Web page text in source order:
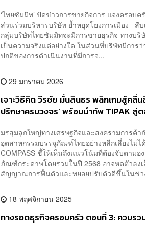
‘ไทยซัมมิท’ ปัดข่าวการขายกิจการ แจงครอบ
ส่วนร่วมบริหารบริษัท ย้ำหยุดโยงการเมือง สื
กลุ่มบริษัทไทยซัมมิทจะมีการขายธุรกิจ ทางบริ
เป็นความจริงแต่อย่างใด ในส่วนที่บริษัทมีการ
ปกติของการดำเนินงานที่มีการจ...
29 มกราคม 2026
เจาะวิธีคิด วีรชัย มั่นสินธร พลิกเกมสู้คลื่
ปรึกษาครบวงจร’ พร้อมนำทัพ TIPAK สู่
มรสุมลูกใหญ่ทางเศรษฐกิจและสงครามการค้
อุตสาหกรรมบรรจุภัณฑ์ไทยอย่างหลีกเลี่ยงไม่
COMPASS ชี้ให้เห็นถึงแนวโน้มที่ต้องจับตาม
ภัณฑ์กระดาษโดยรวมในปี 2568 อาจหดตัวลง
สัญญาณการฟื้นตัวและทยอยปรับตัวดีขึ้นในช่ว
18 พฤศจิกายน 2025
ทางรอดธุรกิจครอบครัว ตอนที่ 3: ควบรว